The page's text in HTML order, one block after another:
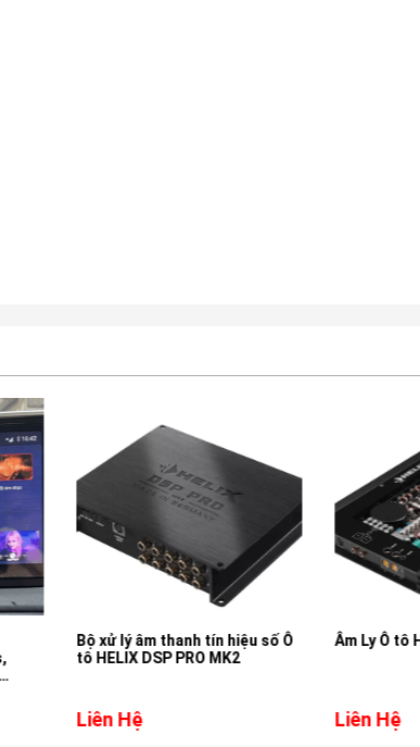
xử lý âm thanh tín hiệu số Ô
HELIX DSP PRO MK2
Âm Ly Ô tô HELIX C ONE